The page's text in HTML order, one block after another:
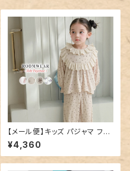
【メール便】キッズ パジャマ フリ
ル 長袖 女の子／roomwear2
62
¥4,360